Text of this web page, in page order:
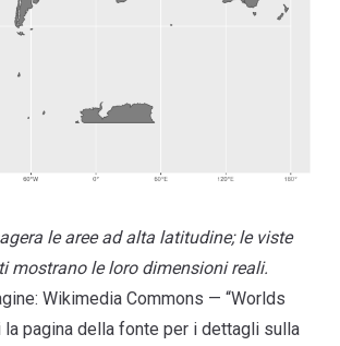
le aree ad alta latitudine; le viste
mostrano le loro dimensioni reali.
Wikimedia Commons — “Worlds
la pagina della fonte per i dettagli sulla